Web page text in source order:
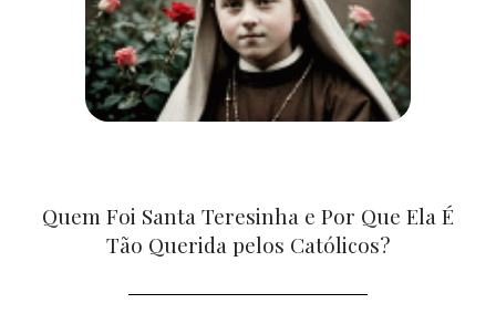
Quem Foi Santa Teresinha e Por Que Ela É
Tão Querida pelos Católicos?